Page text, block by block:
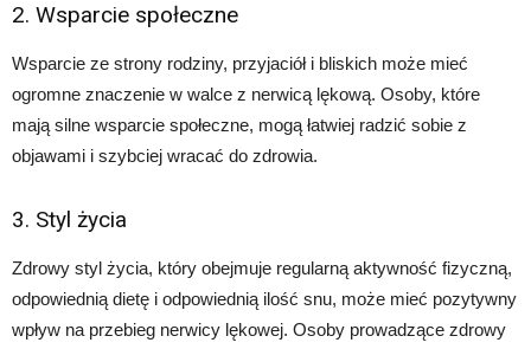
2. Wsparcie społeczne
Wsparcie ze strony rodziny, przyjaciół i bliskich może mieć
ogromne znaczenie w walce z nerwicą lękową. Osoby, które
mają silne wsparcie społeczne, mogą łatwiej radzić sobie z
objawami i szybciej wracać do zdrowia.
3. Styl życia
Zdrowy styl życia, który obejmuje regularną aktywność fizyczną,
odpowiednią dietę i odpowiednią ilość snu, może mieć pozytywny
wpływ na przebieg nerwicy lękowej. Osoby prowadzące zdrowy